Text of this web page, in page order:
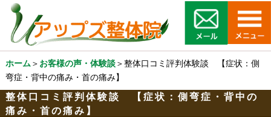
ホーム ＞ お客様の声・体験談＞整体口コミ評判体験談 【症状：側
弯症・背中の痛み・首の痛み】
整体口コミ評判体験談 【症状：側弯症・背中の
痛み・首の痛み】